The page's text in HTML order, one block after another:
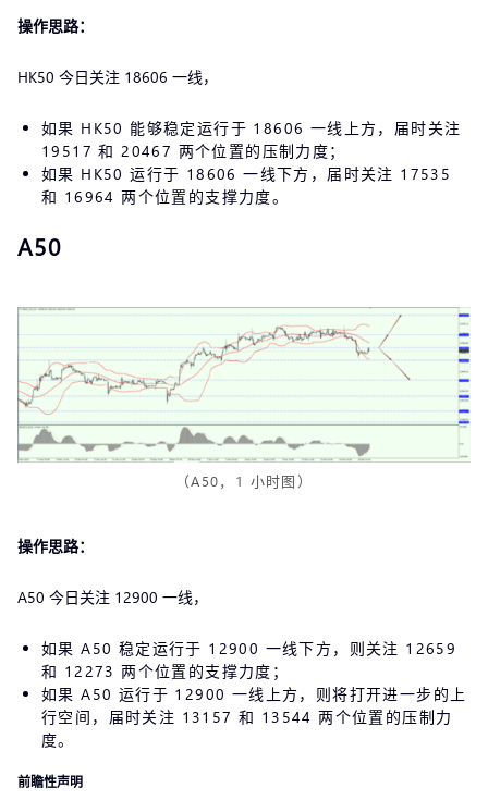
操作思路：
HK50 今日关注 18606 一线，
如果 HK50 能够稳定运行于 18606 一线上方，届时关注
19517 和 20467 两个位置的压制力度；
如果 HK50 运行于 18606 一线下方，届时关注 17535
和 16964 两个位置的支撑力度。
A50
（A50，1 小时图）
操作思路：
A50 今日关注 12900 一线，
如果 A50 稳定运行于 12900 一线下方，则关注 12659
和 12273 两个位置的支撑力度；
如果 A50 运行于 12900 一线上方，则将打开进一步的上
行空间，届时关注 13157 和 13544 两个位置的压制力
度。
前瞻性声明